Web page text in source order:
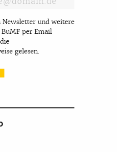
und weitere
per Email
gelesen.